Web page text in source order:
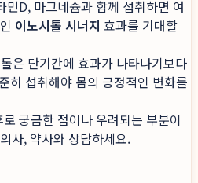
민D, 마그네슘과 함께 섭취하면 여
이노시톨 시너지 효과를 기대할
은 단기간에 효과가 나타나기보다
히 섭취해야 몸의 긍정적인 변화를
궁금한 점이나 우려되는 부분이
사, 약사와 상담하세요.